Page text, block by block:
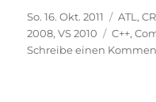
Veröffentlicht
am
So. 16. Okt. 2011 ATL ,
2008,VS 2010 C++,
Schreibe einen